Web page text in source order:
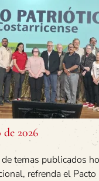
2026
temas publicados
refrenda el